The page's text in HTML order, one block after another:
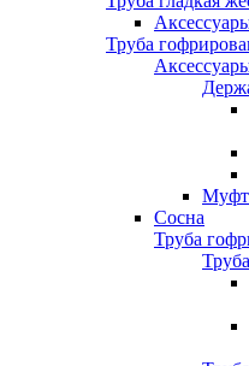
Труба
Сосна
Труба